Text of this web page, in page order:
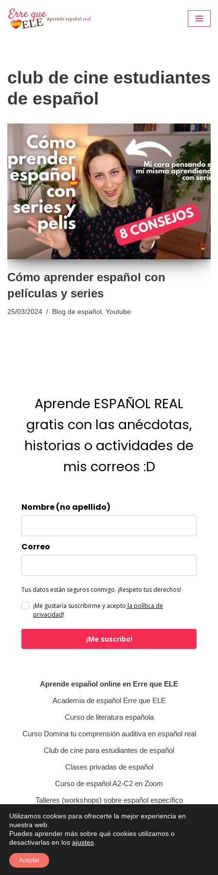
Saltar
club de cine estudiantes
de español
Cómo aprender español con
películas y series
25/03/2024 Blog de español , Youtube
Aprende ESPAÑOL REAL
gratis con las anécdotas,
historias o actividades de
mis correos :D
Nombre (no apellido)
Correo
Tus datos están seguros conmigo. ¡Respeto tus derechos!
¡Me gustaría suscribirme y acepto la política de
privacidad!
¡Me suscribo!
Aprende español online en Erre que ELE
Academia de español Erre que ELE
Curso de literatura española
Curso Domina tu comprensión auditiva en español real
Club de cine para estudiantes de español
Clases privadas de español
Curso de español A2-C2 en Zoom
Talleres (workshops) sobre español específico
Curso de conversación veraniego
Política de privacidad
Política de cookies
Condiciones de contratación
Utilizamos cookies para ofrecerte la mejor experiencia en
nuestra web.
Puedes aprender más sobre qué cookies utilizamos o
desactivarlas en los ajustes
Aceptar